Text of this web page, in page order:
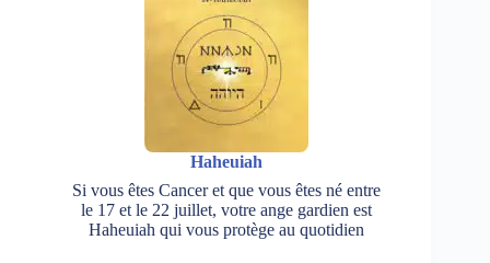
Haheuiah
Si vous êtes Cancer et que vous êtes né entre
le 17 et le 22 juillet, votre ange gardien est
Haheuiah qui vous protège au quotidien